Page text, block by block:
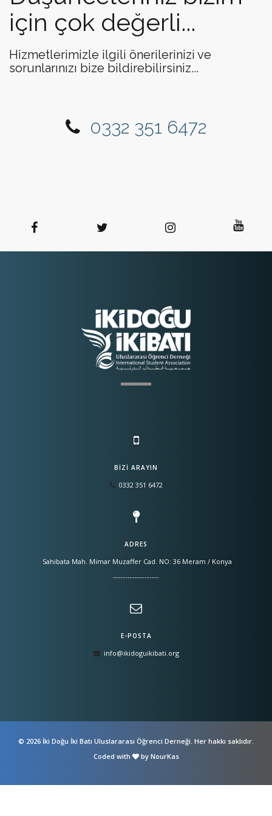
için çok değerli...
Hizmetlerimizle ilgili önerilerinizi ve
sorunlarınızı bize bildirebilirsiniz...
0332 351 6472
BIZI ARAYIN
0332 351 6472
ADRES
Sahibata Mah. Mimar Muzaffer Cad. NO: 36 Meram / Konya
-------------------
E-POSTA
info@ikidoguikibati.org
© 2026 İki Doğu İki Batı Uluslararası Öğrenci Derneği. Her hakkı saklıdır.
Coded with
by NourKas